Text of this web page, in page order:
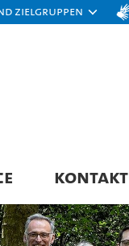
Zielgruppen
KONTAKT